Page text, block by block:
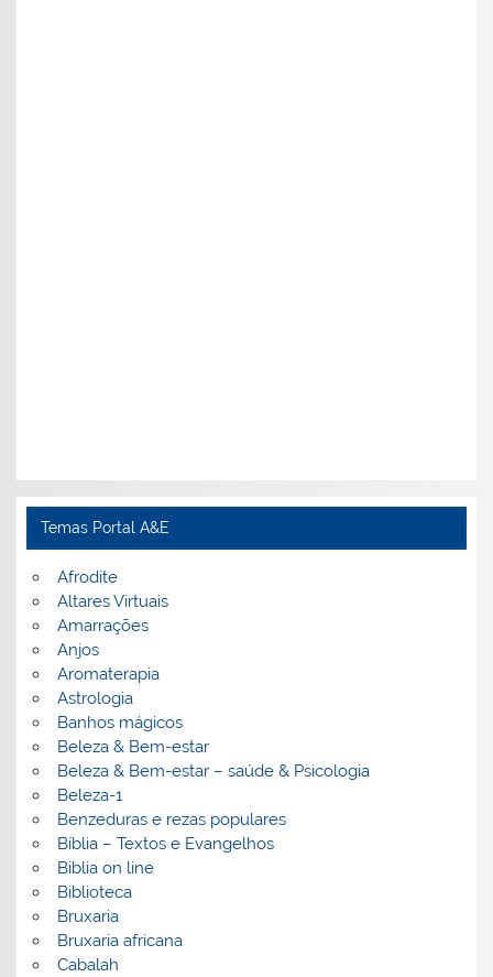
Temas Portal A&E
Afrodite
Altares Virtuais
Amarrações
Anjos
Aromaterapia
Astrologia
Banhos mágicos
Beleza & Bem-estar
Beleza & Bem-estar – saúde & Psicologia
Beleza-1
Benzeduras e rezas populares
Bíblia – Textos e Evangelhos
Biblia on line
Biblioteca
Bruxaria
Bruxaria africana
Cabalah